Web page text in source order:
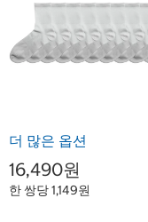
더 많은 옵션
16,490원
한 쌍당 1,149원